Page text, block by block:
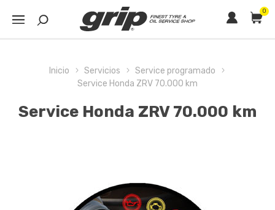
0
Inicio Servicios
Service programado
Service Honda ZRV 70.000 km
Service Honda ZRV 70.000 km